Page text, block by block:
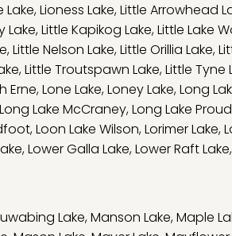
Lake,Lioness Lake,Little Arrowhead
Lake,Little Kapikog Lake,Little Lake
,Little Nelson Lake,Little Orillia Lake,
,Little Troutspawn Lake,Little Tyne
Erne,Lone Lake,Loney Lake,Long
Long Lake McCraney,Long Lake
,Loon Lake Wilson,Lorimer Lake,
,Lower Galla Lake,Lower Raft Lake,
Lake,Manson Lake,Maple